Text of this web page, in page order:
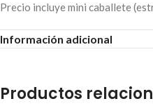
Precio incluye mini caballete
Información adicional
Productos